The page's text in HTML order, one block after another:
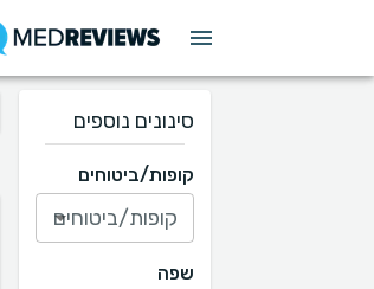
סינונים נוספים
קופות/ביטוחים
קופות/ביטוחים
שפה